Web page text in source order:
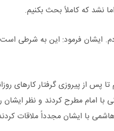
نشد که کاملاً بحث بکنیم.
فرمود: این به شرطی است
تا پس از پیروزی گرفتار کارهای
با امام مطرح کردند و نظر
با ایشان مجدداً ملاقات